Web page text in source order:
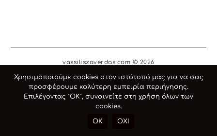
vassiliszaverdas.com © 2026
Χρησιμοποιούμε cookies στον ιστότοπό μας για να σας
προσφέρουμε καλύτερη εμπειρία περιήγησης.
Επιλέγοντας "ΟΚ", συναινείτε στη χρήση όλων των
cookies.
OK ΟΧΙ